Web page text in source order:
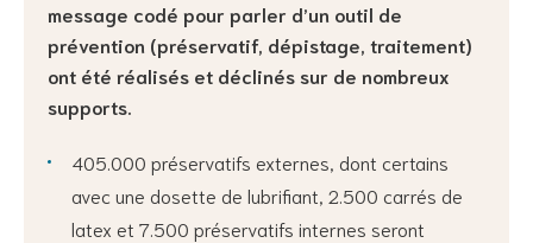
message codé pour parler d’un outil de
prévention (préservatif, dépistage, traitement)
ont été réalisés et déclinés sur de nombreux
supports.
405.000 préservatifs externes, dont certains
avec une dosette de lubrifiant, 2.500 carrés de
latex et 7.500 préservatifs internes seront